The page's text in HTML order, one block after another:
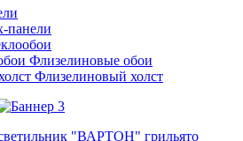
панели
Флизелиновые обои
Флизелиновый холст